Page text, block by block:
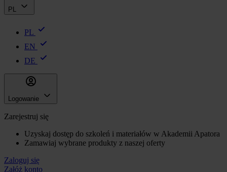
PL
PL
EN
DE
Logowanie
Zarejestruj się
Uzyskaj dostęp do szkoleń i materiałów w Akademii Apatora
Zamawiaj wybrane produkty z naszej oferty
Zaloguj się
Załóż konto